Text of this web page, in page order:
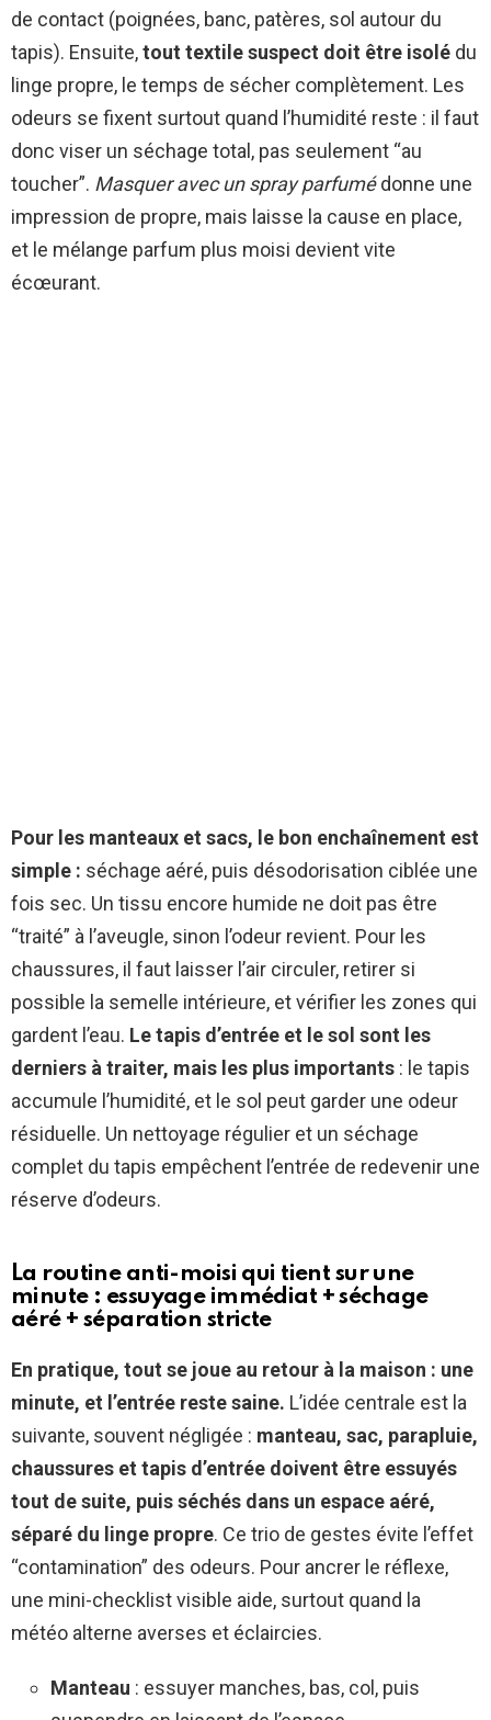
de contact (poignées, banc, patères, sol autour du
tapis). Ensuite,tout textile suspect doit être isolé du
linge propre, le temps de sécher complètement. Les
odeurs se fixent surtout quand l’humidité reste : il faut
donc viser un séchage total, pas seulement “au
toucher”. Masquer avec un spray parfumédonne une
impression de propre, mais laisse la cause en place,
et le mélange parfum plus moisi devient vite
écœurant.
Pour les manteaux et sacs, le bon enchaînement est
simple : séchage aéré, puis désodorisation ciblée une
fois sec. Un tissu encore humide ne doit pas être
“traité” à l’aveugle, sinon l’odeur revient. Pour les
chaussures, il faut laisser l’air circuler, retirer si
possible la semelle intérieure, et vérifier les zones qui
gardent l’eau. Le tapis d’entrée et le sol sont les
derniers à traiter, mais les plus importants : le tapis
accumule l’humidité, et le sol peut garder une odeur
résiduelle. Un nettoyage régulier et un séchage
complet du tapis empêchent l’entrée de redevenir une
réserve d’odeurs.
La routine anti-moisi qui tient sur une
minute : essuyage immédiat + séchage
aéré + séparation stricte
En pratique, tout se joue au retour à la maison : une
minute, et l’entrée reste saine. L’idée centrale est la
suivante, souvent négligée : manteau, sac, parapluie,
chaussures et tapis d’entrée doivent être essuyés
tout de suite, puis séchés dans un espace aéré,
séparé du linge propre. Ce trio de gestes évite l’effet
“contamination” des odeurs. Pour ancrer le réflexe,
une mini-checklist visible aide, surtout quand la
météo alterne averses et éclaircies.
Manteau : essuyer manches, bas, col, puis